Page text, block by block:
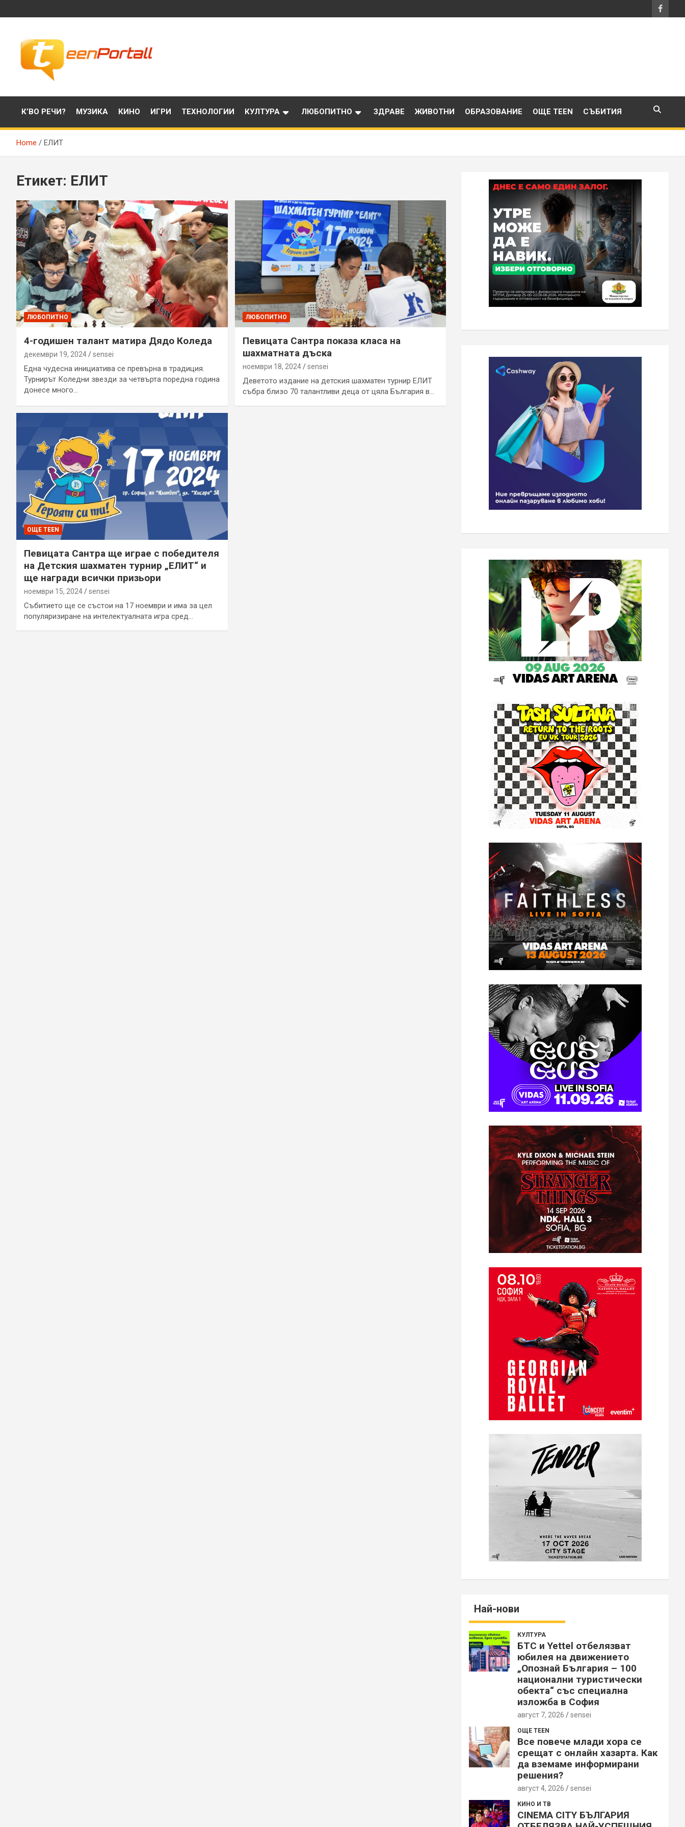
to
TeenPortall
К’ВО РЕЧИ? МУЗИКА КИНО ИГРИ ТЕХНОЛОГИИ КУЛТУРА ЛЮБОПИТНО ЗДРАВЕ ЖИВОТНИ ОБРАЗОВАНИЕ ОЩЕ TEEN СЪБИТИЯ
Home ЕЛИТ
Етикет: ЕЛИТ
ЛЮБОПИТНО
4-годишен талант матира Дядо Коледа
декември 19, 2024 sensei
Една чудесна инициатива се превърна в традиция.
Турнирът Коледни звезди за четвъртa поредна година
донесе много…
ЛЮБОПИТНО
Певицата Сантра показа класа на
шахматната дъска
ноември 18, 2024 sensei
Деветото издание на детския шахматен турнир ЕЛИТ
събра близо 70 талантливи деца от цяла България в…
ОЩЕ TEEN
Певицата Сантра ще играе с победителя
на Детския шахматен турнир „ЕЛИТ“ и
ще награди всички призьори
ноември 15, 2024 sensei
Събитието ще се състои на 17 ноември и има за цел
популяризиране на интелектуалната игра сред…
Най-нови
КУЛТУРА
БТС и Yettel отбелязват
юбилея на движението
„Опознай България – 100
национални туристически
обекта“ със специална
изложба в София
август 7, 2026 sensei
ОЩЕ TEEN
Все повече млади хора се
срещат с онлайн хазарта. Как
да вземаме информирани
решения?
август 4, 2026 sensei
КИНО И ТВ
CINEMA CITY БЪЛГАРИЯ